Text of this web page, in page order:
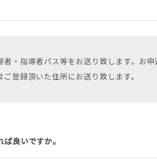
・指導者パス等をお送り致します。お
登録頂いた住所にお送り致します。
良いですか。